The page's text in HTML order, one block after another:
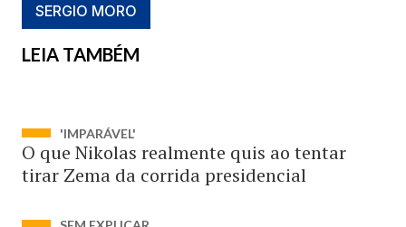
SERGIO MORO
LEIA TAMBÉM
'IMPARÁVEL'
O que Nikolas realmente quis ao tentar
tirar Zema da corrida presidencial